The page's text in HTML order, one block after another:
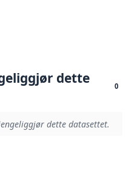
dette
0
dette datasettet.